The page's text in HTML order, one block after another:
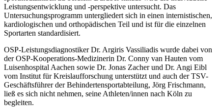
Leistungsentwicklung und -perspektive untersucht. Das
Untersuchungsprogramm untergliedert sich in einen internistischen,
kardiologischen und orthopädischen Teil und ist für die einzelnen
Sportarten standardisiert.
OSP-Leistungsdiagnostiker Dr. Argiris Vassiliadis wurde dabei von
der OSP-Kooperations-Medizinerin Dr. Conny van Hauten vom
Luisenhospital Aachen sowie Dr. Jonas Zacher und Dr. Angi Eibl
vom Institut für Kreislaufforschung unterstützt und auch der TSV-
Geschäftsführer der Behindertensportabteilung, Jörg Frischmann,
ließ es sich nicht nehmen, seine Athleten/innen nach Köln zu
begleiten.